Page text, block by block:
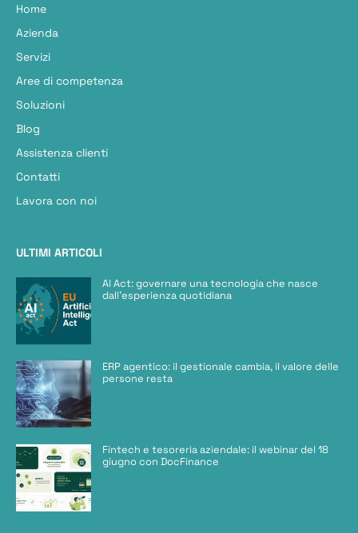
Home
Azienda
Servizi
Aree di competenza
Soluzioni
Blog
Assistenza clienti
Contatti
Lavora con noi
ULTIMI ARTICOLI
AI Act: governare una tecnologia che nasce
dall’esperienza quotidiana
ERP agentico: il gestionale cambia, il valore delle
persone resta
Fintech e tesoreria aziendale: il webinar del 18
giugno con DocFinance